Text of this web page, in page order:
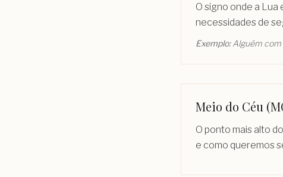
O signo onde a
necessidades de
Exemplo: Alguém com
Meio do Céu
O ponto mais alto
e como queremos